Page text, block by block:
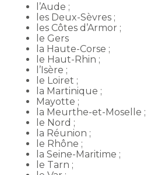
l’Aude ;
les Deux-Sèvres ;
les Côtes d’Armor ;
le Gers
la Haute-Corse ;
le Haut-Rhin ;
l’Isère ;
le Loiret ;
la Martinique ;
Mayotte ;
la Meurthe-et-Moselle ;
le Nord ;
la Réunion ;
le Rhône ;
la Seine-Maritime ;
le Tarn ;